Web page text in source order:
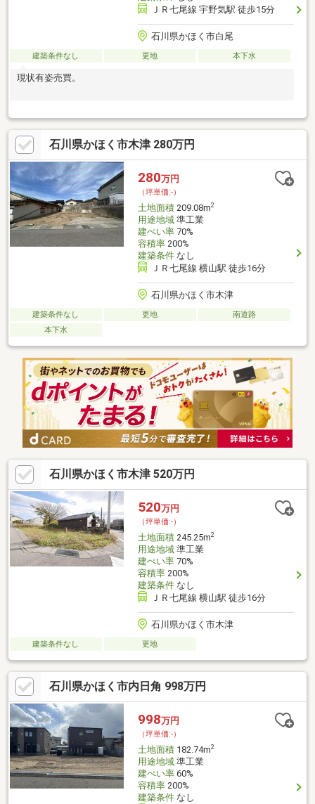
ＪＲ七尾線 宇野気駅 徒歩15分
石川県かほく市白尾
建築条件なし 更地 本下水
現状有姿売買。
石川県かほく市木津 280万円
280万円
（坪単価:-）
土地面積209.08m2
用途地域準工業
建ぺい率70%
容積率200%
建築条件なし
ＪＲ七尾線 横山駅 徒歩16分
石川県かほく市木津
建築条件なし 更地
南道路
本下水
石川県かほく市木津 520万円
520万円
（坪単価:-）
土地面積245.25m2
用途地域準工業
建ぺい率70%
容積率200%
建築条件なし
ＪＲ七尾線 横山駅 徒歩16分
石川県かほく市木津
建築条件なし 更地
石川県かほく市内日角 998万円
998万円
（坪単価:-）
土地面積182.74m2
用途地域準工業
建ぺい率60%
容積率200%
建築条件なし